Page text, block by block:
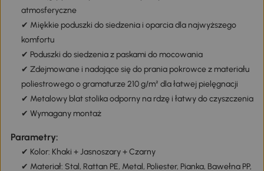
atmosferyczne
✔ Miękkie poduszki do siedzenia i oparcia dla najwyższego
komfortu
✔ Poduszki do siedzenia z paskami do mocowania
✔ Zdejmowane i nadające się do prania pokrowce z materiału
poliestrowego o gramaturze 210 g/m² dla łatwej pielęgnacji
✔ Metalowy blat stolika odporny na rdzę i łatwy do czyszczenia
✔ Wymagany montaż
Parametry:
✔ Kolor: Khaki + Jasnoszary + Czarny
✔ Materiał: Stal, Rattan PE, Metal, Poliester, Pianka, Bawełna PP,